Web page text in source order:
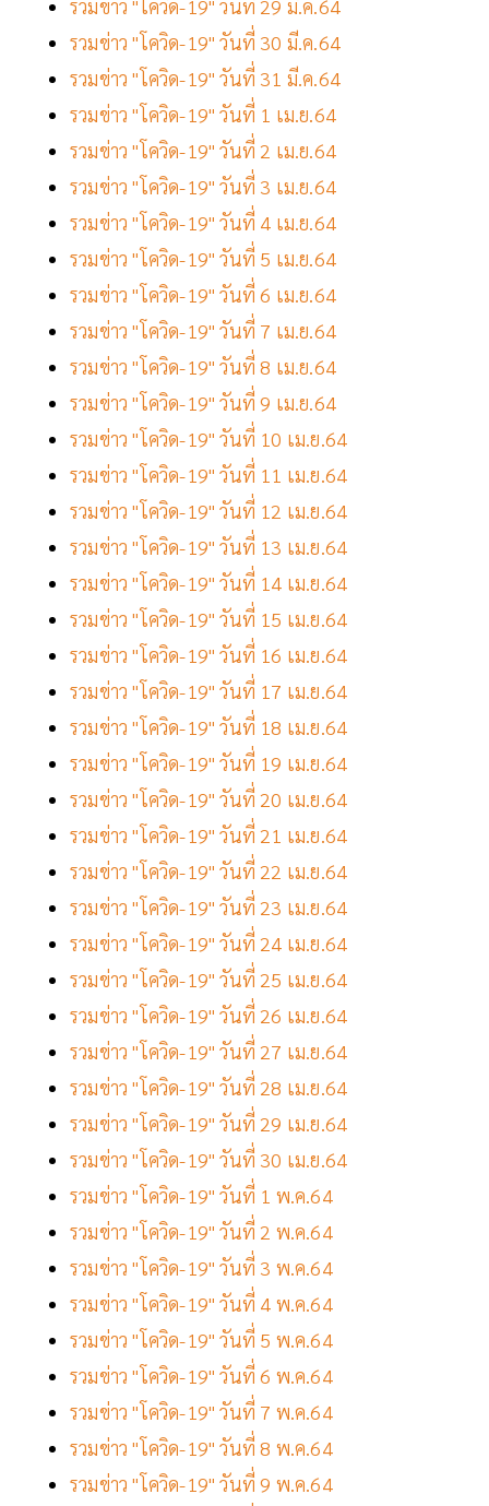
รวมข่าว "โควิด-19" วันที่ 29 มี.ค.64
รวมข่าว "โควิด-19" วันที่ 30 มี.ค.64
รวมข่าว "โควิด-19" วันที่ 31 มี.ค.64
รวมข่าว "โควิด-19" วันที่ 1 เม.ย.64
รวมข่าว "โควิด-19" วันที่ 2 เม.ย.64
รวมข่าว "โควิด-19" วันที่ 3 เม.ย.64
รวมข่าว "โควิด-19" วันที่ 4 เม.ย.64
รวมข่าว "โควิด-19" วันที่ 5 เม.ย.64
รวมข่าว "โควิด-19" วันที่ 6 เม.ย.64
รวมข่าว "โควิด-19" วันที่ 7 เม.ย.64
รวมข่าว "โควิด-19" วันที่ 8 เม.ย.64
รวมข่าว "โควิด-19" วันที่ 9 เม.ย.64
รวมข่าว "โควิด-19" วันที่ 10 เม.ย.64
รวมข่าว "โควิด-19" วันที่ 11 เม.ย.64
รวมข่าว "โควิด-19" วันที่ 12 เม.ย.64
รวมข่าว "โควิด-19" วันที่ 13 เม.ย.64
รวมข่าว "โควิด-19" วันที่ 14 เม.ย.64
รวมข่าว "โควิด-19" วันที่ 15 เม.ย.64
รวมข่าว "โควิด-19" วันที่ 16 เม.ย.64
รวมข่าว "โควิด-19" วันที่ 17 เม.ย.64
รวมข่าว "โควิด-19" วันที่ 18 เม.ย.64
รวมข่าว "โควิด-19" วันที่ 19 เม.ย.64
รวมข่าว "โควิด-19" วันที่ 20 เม.ย.64
รวมข่าว "โควิด-19" วันที่ 21 เม.ย.64
รวมข่าว "โควิด-19" วันที่ 22 เม.ย.64
รวมข่าว "โควิด-19" วันที่ 23 เม.ย.64
รวมข่าว "โควิด-19" วันที่ 24 เม.ย.64
รวมข่าว "โควิด-19" วันที่ 25 เม.ย.64
รวมข่าว "โควิด-19" วันที่ 26 เม.ย.64
รวมข่าว "โควิด-19" วันที่ 27 เม.ย.64
รวมข่าว "โควิด-19" วันที่ 28 เม.ย.64
รวมข่าว "โควิด-19" วันที่ 29 เม.ย.64
รวมข่าว "โควิด-19" วันที่ 30 เม.ย.64
รวมข่าว "โควิด-19" วันที่ 1 พ.ค.64
รวมข่าว "โควิด-19" วันที่ 2 พ.ค.64
รวมข่าว "โควิด-19" วันที่ 3 พ.ค.64
รวมข่าว "โควิด-19" วันที่ 4 พ.ค.64
รวมข่าว "โควิด-19" วันที่ 5 พ.ค.64
รวมข่าว "โควิด-19" วันที่ 6 พ.ค.64
รวมข่าว "โควิด-19" วันที่ 7 พ.ค.64
รวมข่าว "โควิด-19" วันที่ 8 พ.ค.64
รวมข่าว "โควิด-19" วันที่ 9 พ.ค.64